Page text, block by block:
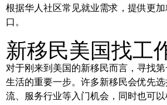
根据华人社区常见就业需求，提供更
口。
新移民美国找工
对于刚来到美国的新移民而言，寻找
生活的重要一步。许多新移民会优先
流、服务行业等入门机会，同时也可